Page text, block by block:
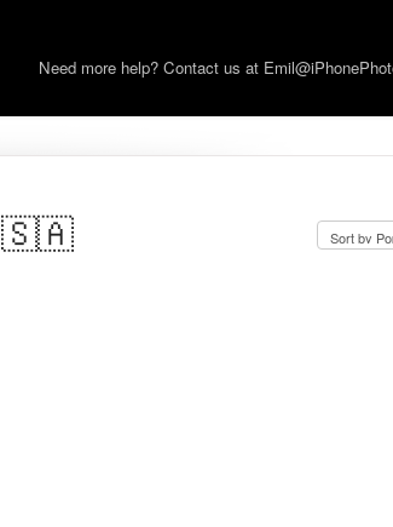
Need more help? Contact us at
الدعم والموارد العربية 🇸🇦